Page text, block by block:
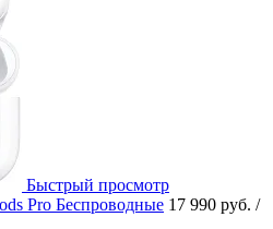
Быстрый просмотр
Pro Беспроводные 17 990 руб. /